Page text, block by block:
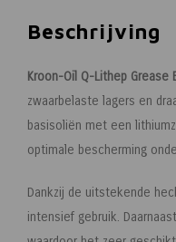
Beschrijving
Kroon-Oil Q-Lithep Grease
zwaarbelaste lagers en
basisoliën met een
optimale bescherming
Dankzij de uitstekende
intensief gebruik.